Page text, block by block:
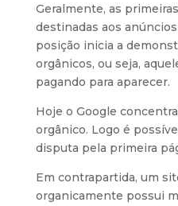
Geralmente, as
destinadas aos
posição inicia a
orgânicos, ou seja,
pagando para aparecer.
Hoje o Google
orgânico. Logo é
disputa pela primeira
Em contrapartida, um
organicamente possui